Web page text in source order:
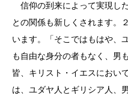
信仰の到来によって実現し
との関係も新しくされます。
います。「そこではもはや、
も自由な身分の者もなく、男
皆、キリスト・イエスにおい
は、ユダヤ人とギリシア人、